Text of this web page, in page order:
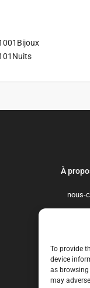
To provide
device
as
may
À
nous-